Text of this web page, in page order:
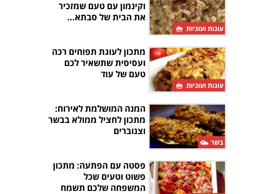
עוגות ועוגיות
וקינמון עם טעם שמזכיר
את הבית של סבתא...
עוגות ועוגיות
מתכון לעוגת תפוחים רכה
ועסיסית שתשאיר לכם
טעם של עוד
בשר
המנה המושלמת לאירוח:
מתכון לחציל ממולא בבשר
וצנוברים
פסטה עם הפתעה: מתכון
פשוט וטעים שכל
המשפחה שלכם תשמח